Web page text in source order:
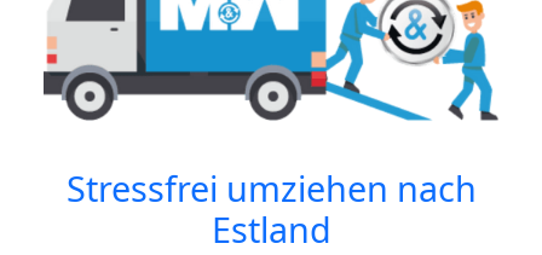
Stressfrei umziehen nach
Estland